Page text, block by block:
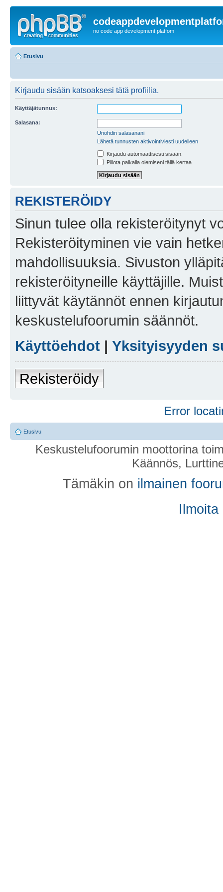
no code app development platfom
Etusivu
Kirjaudu sisään katsoaksesi tätä profiilia.
Käyttäjätunnus:
Salasana:
Unohdin salasanani
Lähetä tunnusten aktivointiviesti uudelleen
Kirjaudu automaattisesti sisään.
Piilota paikalla olemiseni tällä kertaa
REKISTERÖIDY
Sinun tulee olla rekisteröitynyt
Rekisteröityminen vie vain
mahdollisuuksia. Sivuston
rekisteröityneille käyttäjille.
liittyvät käytännöt ennen
keskustelufoorumin säännöt.
Käyttöehdot | Yksityisyyden
Rekisteröidy
Error
Etusivu
Keskustelufoorumin moottorina
Käännös,
Tämäkin on ilmainen